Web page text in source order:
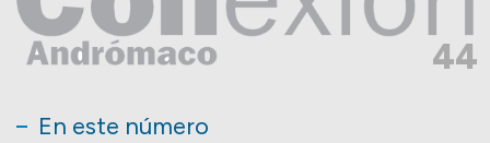
44
En este número